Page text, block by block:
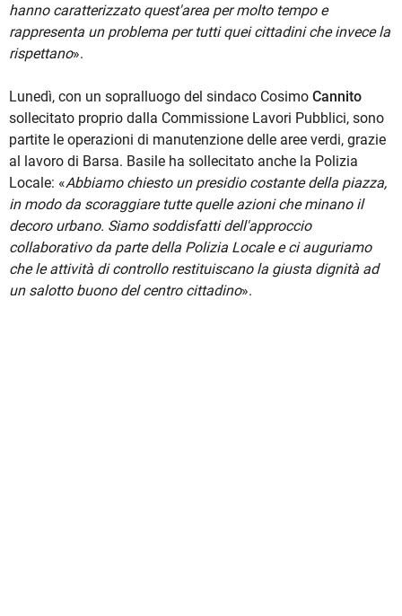
hanno caratterizzato quest'area per molto tempo e
rappresenta un problema per tutti quei cittadini che invece la
rispettano».
Lunedì, con un sopralluogo del sindaco Cosimo Cannito
sollecitato proprio dalla Commissione Lavori Pubblici, sono
partite le operazioni di manutenzione delle aree verdi, grazie
al lavoro di Barsa. Basile ha sollecitato anche la Polizia
Locale: «Abbiamo chiesto un presidio costante della piazza,
in modo da scoraggiare tutte quelle azioni che minano il
decoro urbano. Siamo soddisfatti dell'approccio
collaborativo da parte della Polizia Locale e ci auguriamo
che le attività di controllo restituiscano la giusta dignità ad
un salotto buono del centro cittadino».